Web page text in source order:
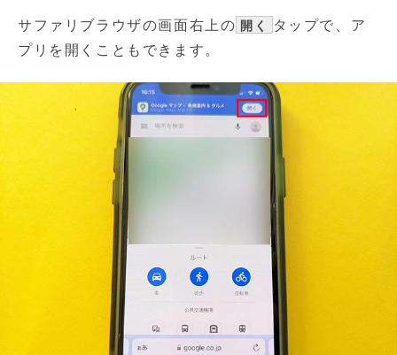
サファリブラウザの画面右上の 開く
タップで、ア
プリを開くこともできます。